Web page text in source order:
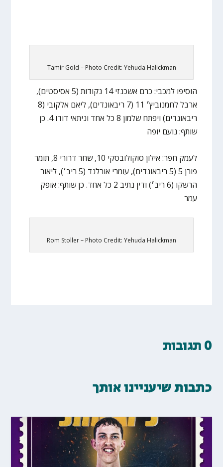
Tamir Gold – Photo Credit: Yehuda Halickman
הוסיפו למכבי: כרם אשכנזי 14 נקודות (5 אסיסטים),
ארבל לחמנוביץ׳ 11 (7 ריבאונדים), ליאם אלקובי (8
ריבאונדים) ויפתח שלמון 8 כל אחד וניתאי דודו 4. כן
שותף: נועם יופה
לעמק חפר: אילון סוקולובסקי 10, שחר דרורי 8, תומר
פורן 5 (5 ריבאונדים), עומרי אורלנד (5 ריב׳), ליאור
הרשקו (6 ריב׳) ודין נתיב 2 כל אחד. כן שותף: אופק
עמר
Rom Stoller – Photo Credit: Yehuda Halickman
0 תגובות
כתבות שיעניינו אותך